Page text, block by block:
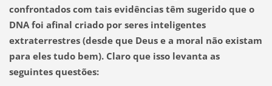
confrontados com tais evidências têm sugerido que o
DNA foi afinal criado por seres inteligentes
extraterrestres (desde que Deus e a moral não existam
para eles tudo bem). Claro que isso levanta as
seguintes questões: